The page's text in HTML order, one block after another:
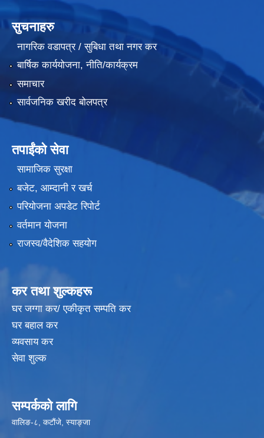
सुचनाहरु
नागरिक वडापत्र / सुबिधा तथा नगर कर
बार्षिक कार्ययोजना, नीति/कार्यक्रम
समाचार
सार्वजनिक खरीद बोलपत्र
तपाईंको सेवा
सामाजिक सुरक्षा
बजेट, आम्दानी र खर्च
परियोजना अपडेट रिपोर्ट
वर्तमान योजना
राजस्व/वैदेशिक सहयोग
कर तथा शुल्कहरू
घर जग्गा कर/ एकीकृत सम्पति कर
घर बहाल कर
व्यवसाय कर
सेवा शुल्क
सम्पर्कको लागि
वालिङ-८, कटौंजे, स्याङ्जा